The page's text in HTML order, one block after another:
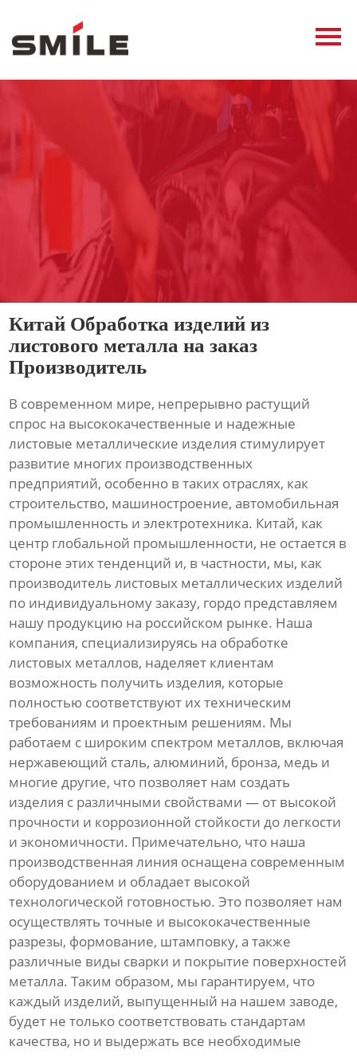
Продукция
О нас
Контакты
Китай Обработка изделий из
листового металла на заказ
Производитель
В современном мире, непрерывно растущий
спрос на высококачественные и надежные
листовые металлические изделия стимулирует
развитие многих производственных
предприятий, особенно в таких отраслях, как
строительство, машиностроение, автомобильная
промышленность и электротехника. Китай, как
центр глобальной промышленности, не остается в
стороне этих тенденций и, в частности, мы, как
производитель листовых металлических изделий
по индивидуальному заказу, гордо представляем
нашу продукцию на российском рынке. Наша
компания, специализируясь на обработке
листовых металлов, наделяет клиентам
возможность получить изделия, которые
полностью соответствуют их техническим
требованиям и проектным решениям. Мы
работаем с широким спектром металлов, включая
нержавеющий сталь, алюминий, бронза, медь и
многие другие, что позволяет нам создать
изделия с различными свойствами — от высокой
прочности и коррозионной стойкости до легкости
и экономичности. Примечательно, что наша
производственная линия оснащена современным
оборудованием и обладает высокой
технологической готовностью. Это позволяет нам
осуществлять точные и высококачественные
разрезы, формование, штамповку, а также
различные виды сварки и покрытие поверхностей
металла. Таким образом, мы гарантируем, что
каждый изделий, выпущенный на нашем заводе,
будет не только соответствовать стандартам
качества, но и выдержать все необходимые